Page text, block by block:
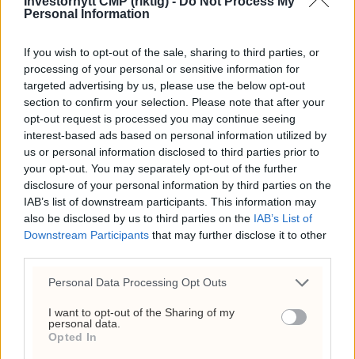
Personal Information
If you wish to opt-out of the sale, sharing to third parties, or
processing of your personal or sensitive information for
targeted advertising by us, please use the below opt-out
section to confirm your selection. Please note that after your
opt-out request is processed you may continue seeing
interest-based ads based on personal information utilized by
us or personal information disclosed to third parties prior to
your opt-out. You may separately opt-out of the further
disclosure of your personal information by third parties on the
IAB’s list of downstream participants. This information may
also be disclosed by us to third parties on the IAB’s List of
Downstream Participants that may further disclose it to other
Personal Data Processing Opt Outs
I want to opt-out of the Sharing of my
personal data.
Opted In
Søreide går hardt ut mot
Frp: – Uansvarlig